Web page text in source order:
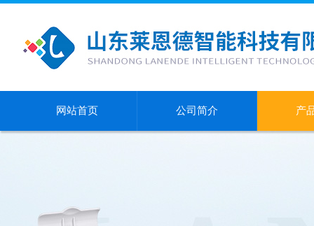
网站首页 公司简介 产